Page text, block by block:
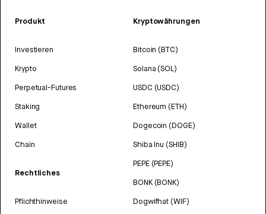
Produkt
Investieren
Krypto
Perpetual-Futures
Staking
Wallet
Chain
Rechtliches
Pflichthinweise
Kryptowährungen
Bitcoin (BTC)
Solana (SOL)
USDC (USDC)
Ethereum (ETH)
Dogecoin (DOGE)
Shiba Inu (SHIB)
PEPE (PEPE)
BONK (BONK)
Dogwifhat (WIF)